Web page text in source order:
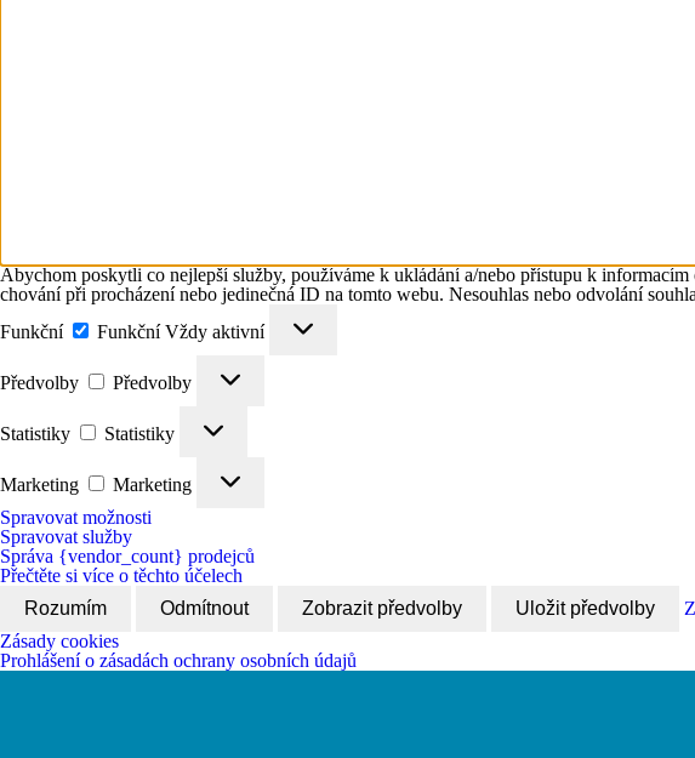
Abychom poskytli co nejlepší služby, používáme k ukládání a/nebo přístupu k
chování při procházení nebo jedinečná ID na tomto webu. Nesouhlas nebo odvolání
Funkční
Funkční Vždy aktivní
Předvolby Předvolby
Statistiky Statistiky
Marketing
Marketing
Spravovat možnosti
Spravovat služby
Správa {vendor_count} prodejců
Přečtěte si více o těchto účelech
Rozumím
Odmítnout Zobrazit předvolby Uložit předvolby
Zásady cookies
Prohlášení o zásadách ochrany osobních údajů